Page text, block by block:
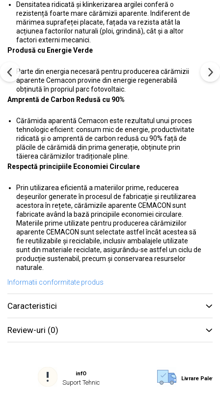
Densitatea ridicată și klinkerizarea argilei conferă o
rezistență foarte mare cărămizii aparente. Indiferent de
mărimea suprafeței placate, fațada va rezista atât la
acțiunea factorilor naturali (ploi, grindină), cât și a altor
factori externi mecanici.
Produsă cu Energie Verde
Parte din energia necesară pentru producerea cărămizii
aparente Cemacon provine din energie regenerabilă
obținută în propriul parc fotovoltaic.
Amprentă de Carbon Redusă cu 90%
Cărămida aparentă Cemacon este rezultatul unui proces
tehnologic eficient: consum mic de energie, productivitate
ridicată și o amprentă de carbon redusă cu 90% față de
plăcile de cărămidă din prima generație, obținute prin
tăierea cărămizilor tradiționale pline.
Respectă principiile Economiei Circulare
Prin utilizarea eficientă a materiilor prime, reducerea
deșeurilor generate în procesul de fabricație și reutilizarea
acestora în rețete, cărămizile aparente CEMACON sunt
fabricate având la bază principiile economiei circulare.
Materiile prime utilizate pentru producerea cărămiziilor
aparente CEMACON sunt selectate astfel încât acestea să
fie reutilizabile și reciclabile, inclusiv ambalajele utilizate
sunt din materiale reciclate, asigurându-se astfel un ciclu de
producție sustenabil, precum și conservarea resurselor
naturale.
Informatii conformitate produs
Caracteristici
Review-uri (0)
infO
Suport Tehnic Livrare